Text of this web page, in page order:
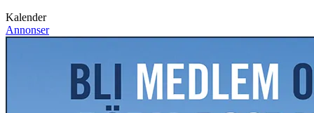
Kalender
Annonser